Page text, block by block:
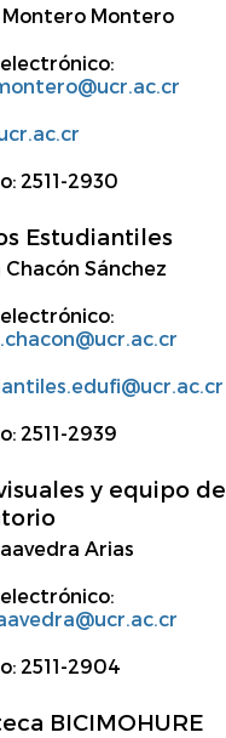
Montero Montero
2511-2930
Estudiantiles
Chacón Sánchez
2511-2939
y equipo de
Arias
2511-2904
BICIMOHURE